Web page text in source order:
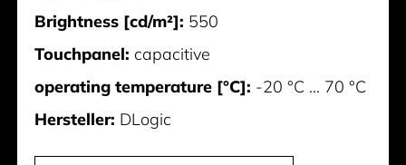
Brightness [cd/m²]: 550
Touchpanel: capacitive
operating temperature [°C]: -20 °C ... 70 °C
Hersteller: DLogic